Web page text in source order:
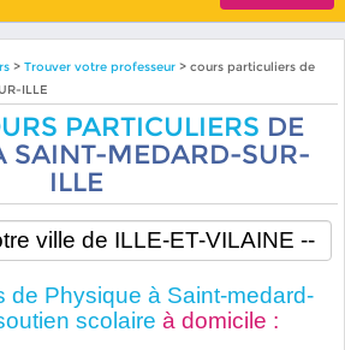
> Trouver votre professeur> cours particuliers de
ILLE
PARTICULIERS DE
SAINT-MEDARD-SUR-
ILLE
de Physique à Saint-medard-
scolaire à domicile :